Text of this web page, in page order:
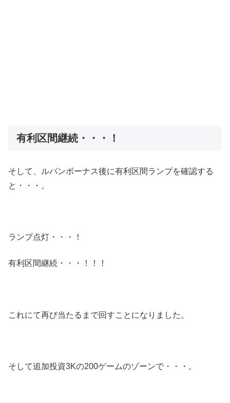
有利区間継続・・・！
そして、ルパンボーナス後に有利区間ランプを確認する
と・・・。
ランプ点灯・・・！
有利区間継続・・・！！！
これにて再び当たるまで回すことになりました。
そして追加投資3Kの200ゲームのゾーンで・・・。